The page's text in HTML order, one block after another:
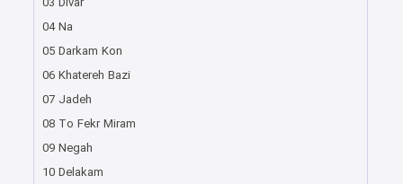
04 Na
05 Darkam Kon
06 Khatereh Bazi
07 Jadeh
08 To Fekr Miram
09 Negah
10 Delakam